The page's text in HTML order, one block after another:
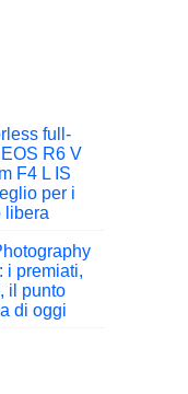
full-
R6 V
F4 L IS
per i
libera
i premiati,
il punto
di oggi